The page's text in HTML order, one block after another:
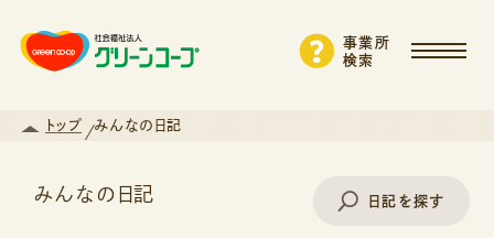
事業所
検索
トップ みんなの日記
みんなの日記 日記を探す